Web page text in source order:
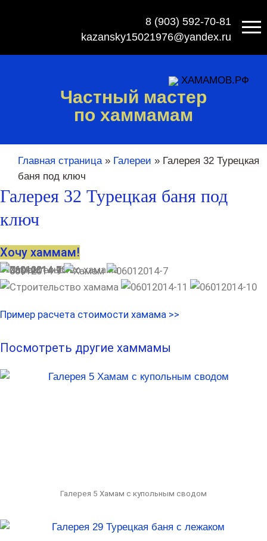
8 (903) 592-70-81
kazansky15021976@yandex.ru
ХАМАМОВ.РФ
Частный мастер
по хаммамам
Главная страница» Галереи » Галерея 32 Турецкая
баня под ключ
Галерея 32 Турецкая баня под
ключ
Хочу хаммам!
Пример расчета стоимости хамама >>
Посмотреть другие хаммамы
Галерея 5 Хамам с купольным сводом